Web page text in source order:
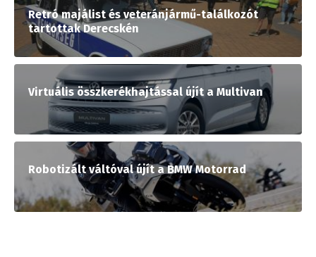
Retró majálist és veteránjármű-találkozót
tartottak Derecskén
Virtuális összkerékhajtással újít a Multivan
Robotizált váltóval újít a BMW Motorrad